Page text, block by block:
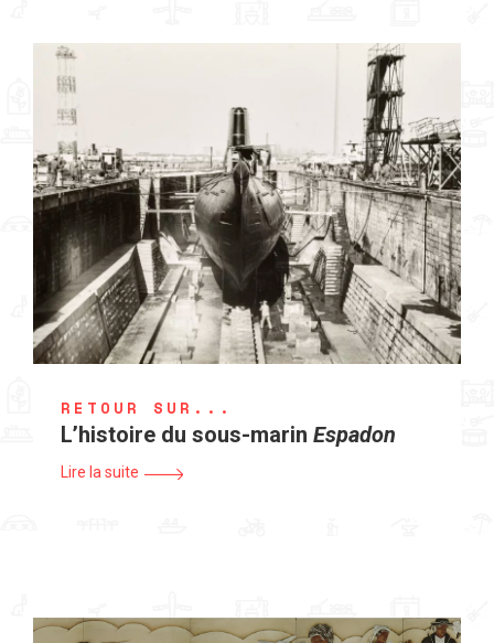
RETOUR SUR...
L’histoire du sous-marin Espadon
Lire la suite